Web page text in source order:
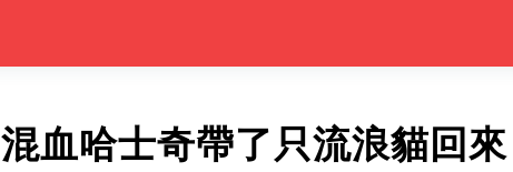
混血哈士奇帶了只流浪貓回